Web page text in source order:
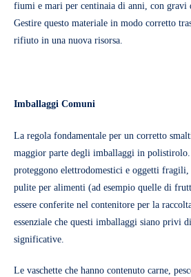
fiumi e mari per centinaia di anni, con gravi
Gestire questo materiale in modo corretto
rifiuto in una nuova risorsa.
Imballaggi Comuni
La regola fondamentale per un corretto
maggior parte degli imballaggi in polistirolo.
proteggono elettrodomestici e oggetti fragili,
pulite per alimenti (ad esempio quelle di
essere conferite nel contenitore per la
essenziale che questi imballaggi siano privi
significative.
Le vaschette che hanno contenuto carne,